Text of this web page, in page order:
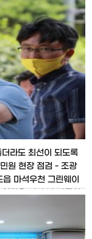
라도 최선이 되도록
원 현장 점검 - 조광
마석우천 그린웨이
장을 여러 번 방문하
현장행정 중 하나이